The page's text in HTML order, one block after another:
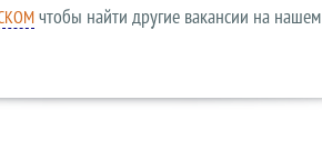
чтобы найти другие вакансии на